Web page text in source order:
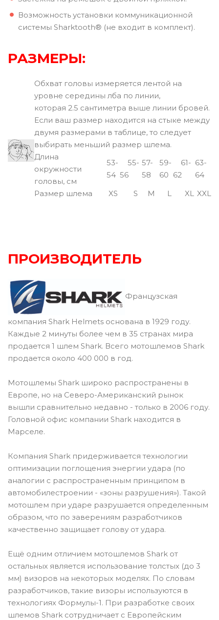
Возможность установки коммуникационной
системы Sharktooth® (не входит в комплект).
РАЗМЕРЫ:
Обхват головы измеряется лентой на
уровне середины лба по линии,
которая 2.5 сантиметра выше линии бровей.
Если ваш размер находится на стыке между
двумя размерами в таблице, то следует
выбирать меньший размер шлема.
Длина
окружности
головы, см
53-
54
55-
56
57-
58
59-
60
61-
62
63-
64
Размер шлема
XS S M L XL XXL
ПРОИЗВОДИТЕЛЬ
Французская
компания Shark Helmets основана в 1929 году.
Каждые 2 минуты более чем в 35 странах мира
продается 1 шлем Shark. Всего мотошлемов Shark
продается около 400 000 в год.
Мотошлемы Shark широко распространены в
Европе, но на Северо-Американский рынок
вышли сравнительно недавно - только в 2006 году.
Головной офис компании Shark находится в
Марселе.
Компания Shark придерживается технологии
оптимизации поглощения энергии удара (по
аналогии с распространенным принципом в
автомобилестроении - «зоны разрушения»). Такой
мотошлем при ударе разрушается определенным
образом, что по заверениям разработчиков
качественно защищает голову от удара.
Ещё одним отличием мотошлемов Shark от
остальных является использование толстых (до 3
мм) визоров на некоторых моделях. По словам
разработчиков, такие визоры используются в
технологиях Формулы-1. При разработке своих
шлемов Shark сотрудничает с Европейским